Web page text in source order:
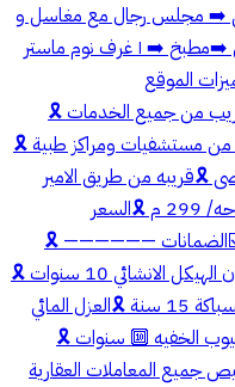
➡️ مجلس رجال مع مغاسل و
دوره مياه ➡️ صاله و دوره مياه و مغاسل ➡️مطبخ ➡️ ١ غرف نوم ماستر
الموقع
من جميع الخدمات 🎗️
من مستشفيات ومراكز طبية 🎗️
🎗️قريبه من طريق الامير
محمد بن سلمان وطريق الثمامه 🎗️المساحه/ 299 م 🎗️السعر
🎗️وجهه شماليه شارع 18م ☑️الضمانات —————— 🎗️
المبني علي الكود السعودي الجديد 🎗️ضمان الهيكل الانشائي 10 سنوات 🎗️
التركيبات الكهربائية 25 سنة 🎗️تمديدات السباكة 15 سنة 🎗️العزل المائي
العيوب الخفيه 🔟 سنوات 🎗️
المعاملات العقارية